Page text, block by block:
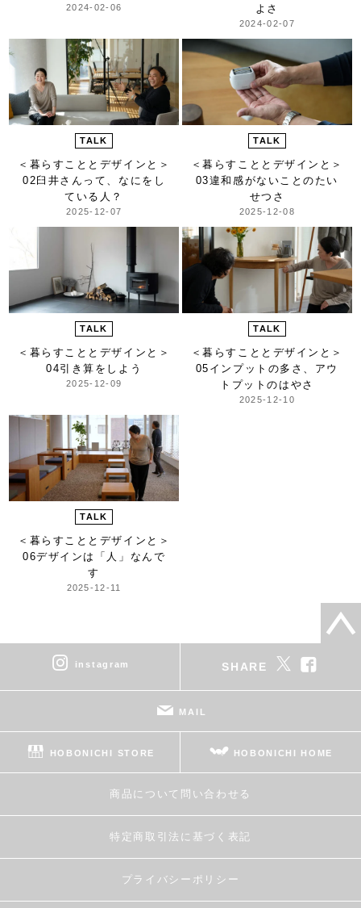
2024-02-06
よさ
2024-02-07
TALK
＜暮らすこととデザインと＞
02臼井さんって、なにをし
ている人？
2025-12-07
TALK
＜暮らすこととデザインと＞
03違和感がないことのたい
せつさ
2025-12-08
TALK
＜暮らすこととデザインと＞
04引き算をしよう
2025-12-09
TALK
＜暮らすこととデザインと＞
05インプットの多さ、アウ
トプットのはやさ
2025-12-10
TALK
＜暮らすこととデザインと＞
06デザインは「人」なんで
す
2025-12-11
instagram SHARE
MAIL
HOBONICHI STORE HOBONICHI HOME
商品について問い合わせる
特定商取引法に基づく表記
プライバシーポリシー